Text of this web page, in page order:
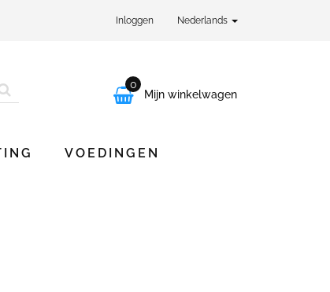
Inloggen Nederlands

0
Mijn winkelwagen
VOEDINGEN